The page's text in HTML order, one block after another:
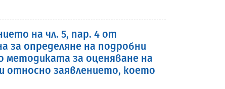
на чл. 5, пар. 4 от
за определяне на подробни
методиката за оценяване на
относно заявлението, което